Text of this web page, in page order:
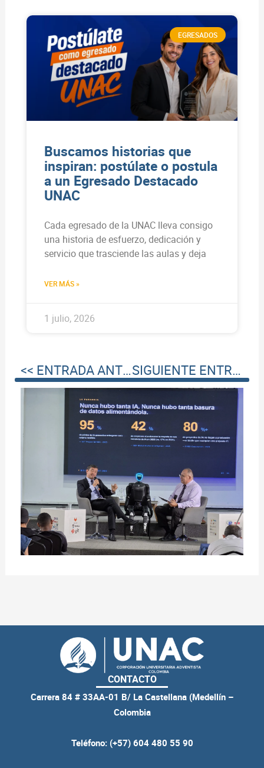
EGRESADOS
Buscamos historias que
inspiran: postúlate o postula
a un Egresado Destacado
UNAC
Cada egresado de la UNAC lleva consigo
una historia de esfuerzo, dedicación y
servicio que trasciende las aulas y deja
VER MÁS »
1 julio, 2026
<< ENTRADA ANTERIOR SIGUIENTE ENTRADA >>
CONTACTO
Carrera 84 # 33AA-01 B/ La Castellana (Medellín –
Colombia
Teléfono: (+57) 604 480 55 90